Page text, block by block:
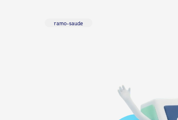
ramo-saude